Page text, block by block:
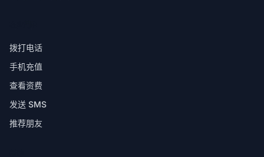
拨打电话
手机充值
查看资费
发送 SMS
推荐朋友